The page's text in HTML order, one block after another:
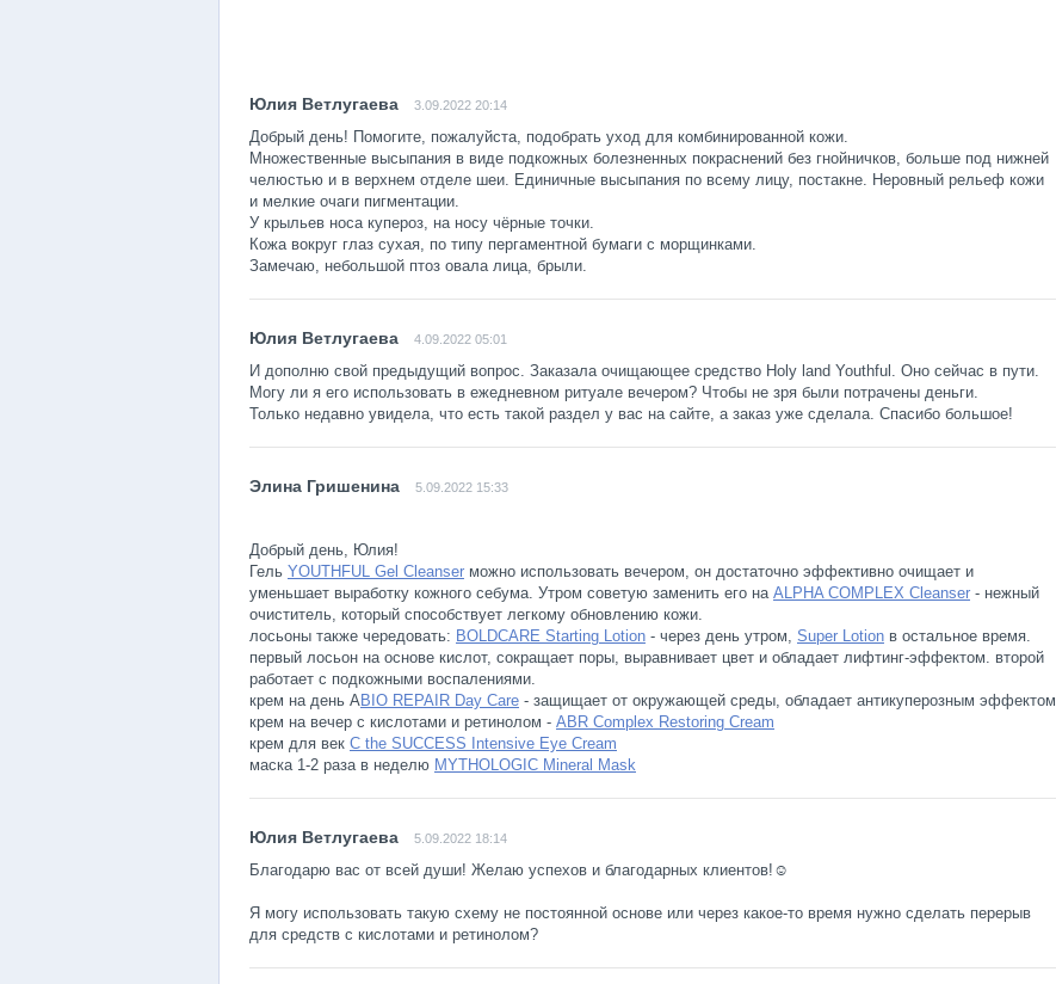
3.09.2022 20:14
Добрый день! Помогите, пожалуйста, подобрать уход для комбинированной кожи.
Множественные высыпания в виде подкожных болезненных покраснений без гнойничков, больше под нижней
челюстью и в верхнем отделе шеи. Единичные высыпания по всему лицу, постакне. Неровный рельеф кожи
и мелкие очаги пигментации.
У крыльев носа купероз, на носу чёрные точки.
Кожа вокруг глаз сухая, по типу пергаментной бумаги с морщинками.
Замечаю, небольшой птоз овала лица, брыли.
4.09.2022 05:01
И дополню свой предыдущий вопрос. Заказала очищающее средство Holy land Youthful. Оно сейчас в пути.
Могу ли я его использовать в ежедневном ритуале вечером? Чтобы не зря были потрачены деньги.
Только недавно увидела, что есть такой раздел у вас на сайте, а заказ уже сделала. Спасибо большое!
5.09.2022 15:33
Добрый день, Юлия!
Гель YOUTHFUL Gel Cleanser можно использовать вечером, он достаточно эффективно очищает и
уменьшает выработку кожного себума. Утром советую заменить его на ALPHA COMPLEX Cleanser - нежный
очиститель, который способствует легкому обновлению кожи.
лосьоны также чередовать: BOLDCARE Starting Lotion - через день утром, Super Lotion в остальное время.
первый лосьон на основе кислот, сокращает поры, выравнивает цвет и обладает лифтинг-эффектом. второй
работает с подкожными воспалениями.
крем на день ABIO REPAIR Day Care - защищает от окружающей среды, обладает антикуперозным эффектом
крем на вечер с кислотами и ретинолом - ABR Complex Restoring Cream
крем для век C the SUCCESS Intensive Eye Cream
маска 1-2 раза в неделю MYTHOLOGIC Mineral Mask
5.09.2022 18:14
Благодарю вас от всей души! Желаю успехов и благодарных клиентов!☺️
Я могу использовать такую схему не постоянной основе или через какое-то время нужно сделать перерыв
для средств с кислотами и ретинолом?